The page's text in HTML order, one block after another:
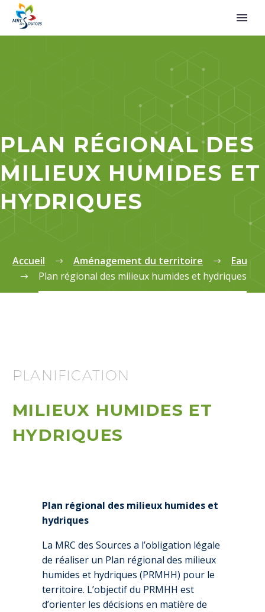
PLAN RÉGIONAL DES
MILIEUX HUMIDES ET
HYDRIQUES
Accueil Aménagement du territoire
Eau
Plan régional des milieux humides et hydriques
PLANIFICATION
MILIEUX HUMIDES ET
HYDRIQUES
Plan régional des milieux humides et
hydriques
La MRC des Sources a l’obligation légale
de réaliser un Plan régional des milieux
humides et hydriques (PRMHH) pour le
territoire. L’objectif du PRMHH est
d’orienter les décisions en matière de